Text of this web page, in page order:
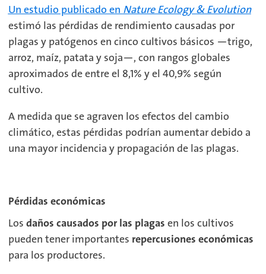
Un estudio publicado en Nature Ecology & Evolution
estimó las pérdidas de rendimiento causadas por
plagas y patógenos en cinco cultivos básicos —trigo,
arroz, maíz, patata y soja—, con rangos globales
aproximados de entre el 8,1% y el 40,9% según
cultivo.
A medida que se agraven los efectos del cambio
climático, estas pérdidas podrían aumentar debido a
una mayor incidencia y propagación de las plagas.
Pérdidas económicas
Los daños causados por las plagas en los cultivos
pueden tener importantes repercusiones económicas
para los productores.